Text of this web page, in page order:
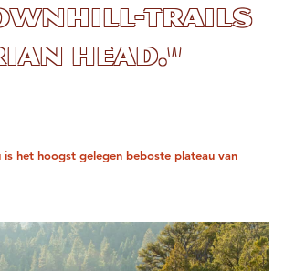
trails
Head."
is het hoogst gelegen beboste plateau van